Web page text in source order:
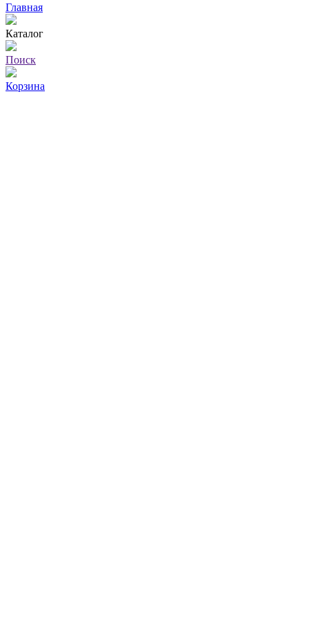
Главная
Каталог
Поиск
Корзина